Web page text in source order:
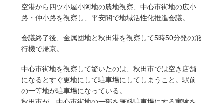
空港から四ツ小屋小阿地の農地視察、中心市街地の広小
路・仲小路を視察し、平安閣で地域活性化推進会議。
会議終了後、金属団地と秋田港を視察して5時50分発の飛
行機で帰京。
中心市街地を視察して驚いたのは、秋田市では空き店舗
になるとすぐ更地にして駐車場にしてしまうこと。駅前
の一等地が駐車場になっている。